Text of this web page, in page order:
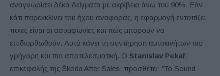
αναγνωρίσει δέκα δείγματα με ακρίβεια άνω του 90%. Εάν
κάτι παρεκκλίνει του ήχου αναφοράς, η εφαρμογή εντοπίζει
ποιες είναι οι ασυμφωνίες και πώς μπορούν να
επιδιορθωθούν. Αυτό κάνει τη συντήρηση αυτοκινήτων πιο
γρήγορη και πιο αποτελεσματική. Ο Stanislav Pekař,
επικεφαλής της Škoda After Sales, προσθέτει: “Το Sound